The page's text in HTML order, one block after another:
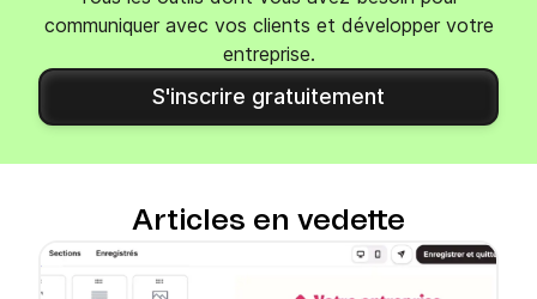
communiquer avec vos clients et développer votre
entreprise.
S'inscrire gratuitement
Articles en vedette